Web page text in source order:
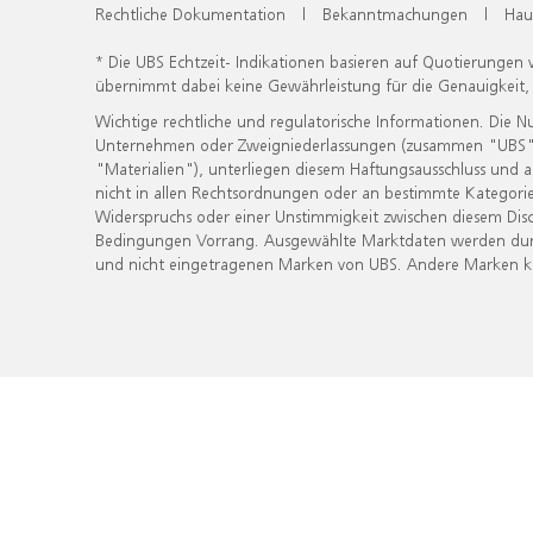
Rechtliche Dokumentation | Bekanntmachungen |
* Die UBS Echtzeit- Indikationen basieren auf
übernimmt dabei keine Gewährleistung für die
Wichtige rechtliche und regulatorische Informationen. Die
Unternehmen oder Zweigniederlassungen (zusammen
"Materialien"), unterliegen diesem Haftungsausschluss
nicht in allen Rechtsordnungen oder an bestimmte
Widerspruchs oder einer Unstimmigkeit zwischen diesem
Bedingungen Vorrang. Ausgewählte Marktdaten werden
und nicht eingetragenen Marken von UBS. Andere Marken